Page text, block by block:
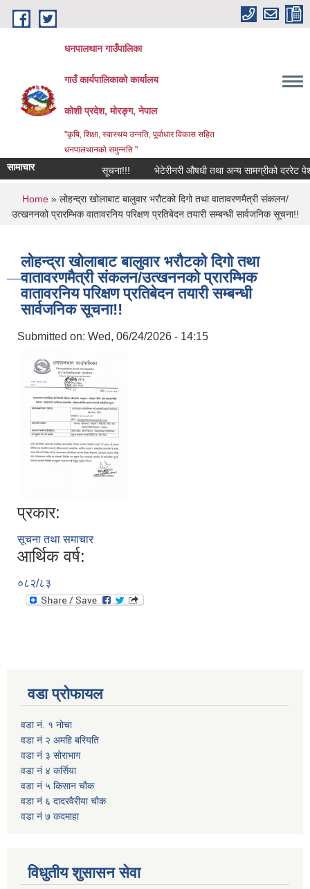
Skip to main content
धनपालथान गाउँपालिका
गाउँ कार्यपालिकाको कार्यालय
कोशी प्रदेश, मोरङ्ग, नेपाल
"कृषि, शिक्षा, स्वास्थय उन्नति, पूर्वाधार विकास सहित
धनपालथानको समुन्नति "
सामाचार सूचना!!! भेटेरीनरी औषधी तथा अन्य सामग्रीको दररेट
You are here
Home» लोहन्द्रा खोलाबाट बालुवार भरौटको दिगो तथा वातावरणमैत्री संकलन/
उत्खननको प्रारम्भिक वातावरनिय परिक्षण प्रतिबेदन तयारी सम्बन्धी सार्वजनिक सूचना!!
लोहन्द्रा खोलाबाट बालुवार भरौटको दिगो तथा
वातावरणमैत्री संकलन/उत्खननको प्रारम्भिक
वातावरनिय परिक्षण प्रतिबेदन तयारी सम्बन्धी
सार्वजनिक सूचना!!
Submitted on: Wed, 06/24/2026 - 14:15
प्रकार:
सूचना तथा समाचार
आर्थिक वर्ष:
०८२/८३
वडा प्रोफायल
वडा नं. १ नोचा
वडा नं २ अमहि बरियति
वडा नं ३ सोराभाग
वडा नं ४ कर्सिया
वडा नं ५ किसान चौक
वडा नं ६ दादरवैरीया चाैक
वडा नं ७ कदमाहा
विधुतीय शुसासन सेवा